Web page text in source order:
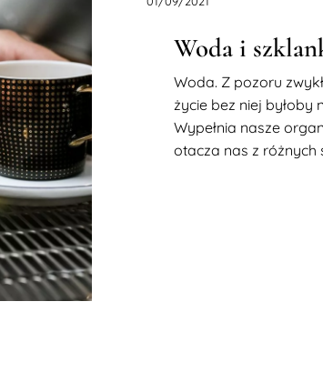
Woda i
Woda. Z pozoru
życie bez niej byłoby
Wypełnia nasze
otacza nas z różnych